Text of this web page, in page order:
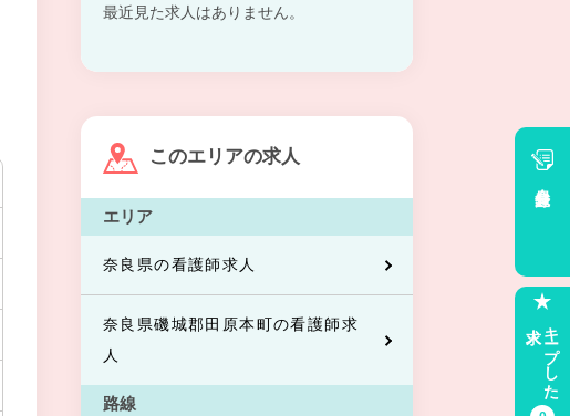
最近見た求人はありません。
このエリアの求人
エリア
奈良県の看護師求人
奈良県磯城郡田原本町の看護師求
人
路線
キープした